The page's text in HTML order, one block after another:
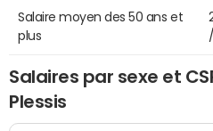
Salaire moyen des 50 ans et
plus
Salaires par sexe et
Plessis